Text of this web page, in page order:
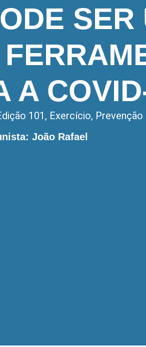
SER
A
101 , Exercício, Prevenção
João Rafael